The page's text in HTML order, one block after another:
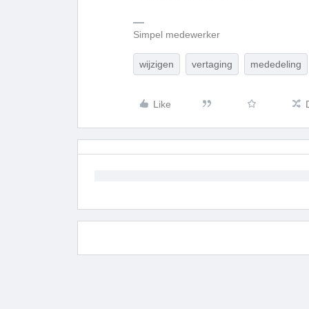
Simpel medewerker
wijzigen vertaging mededeling
Like